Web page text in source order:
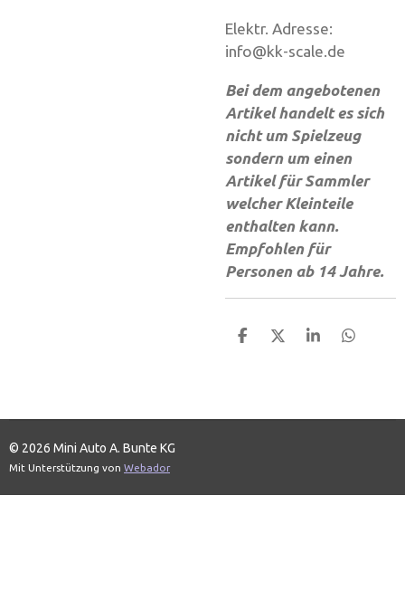
Elektr. Adresse:
info@kk-scale.de
Bei dem angebotenen
Artikel handelt es sich
nicht um Spielzeug
sondern um einen
Artikel für Sammler
welcher Kleinteile
enthalten kann.
Empfohlen für
Personen ab 14 Jahre.
T
n
T
n
T
n
T
n
© 2026 Mini Auto A. Bunte KG
Mit Unterstützung von Webador